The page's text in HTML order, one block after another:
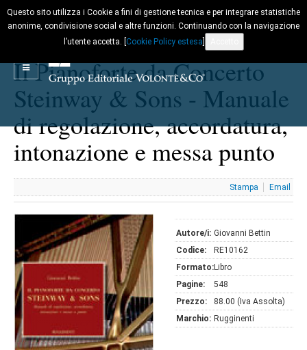
Il Pianoforte da Concerto
Steinway & Sons - Manuale
di regolazione, accordatura,
intonazione e messa punto
Stampa Email
Autore/i: Giovanni Bettin
Codice:
RE10162
Formato:Libro
Pagine:
548
Prezzo:
88.00 (Iva Assolta)
Marchio: Rugginenti
Questo sito utilizza i Cookie a fini di gestione tecnica e per integrare statistiche
anonime, condivisione social e altre funzioni. Continuando con la navigazione
l’utente accetta. [ Cookie Policy estesa